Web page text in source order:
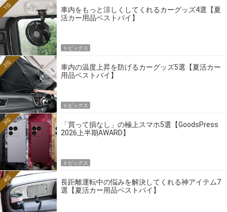
車内をもっと涼しくしてくれるカーグッズ4選【夏
活カー用品ベストバイ】
1位
トピックス
車内の温度上昇を防げるカーグッズ5選【夏活カー
用品ベストバイ】
2位
トピックス
「買って損なし」の極上スマホ5選【GoodsPress
2026上半期AWARD】
3位
トピックス
長距離運転中の悩みを解決してくれる神アイテム7
選【夏活カー用品ベストバイ】
4位